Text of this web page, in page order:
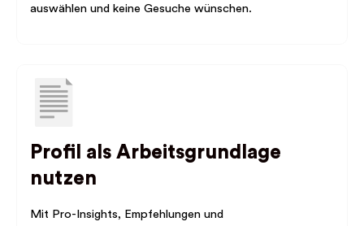
auswählen und keine Gesuche wünschen.
Profil als Arbeitsgrundlage
nutzen
Mit Pro-Insights, Empfehlungen und